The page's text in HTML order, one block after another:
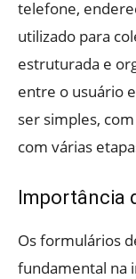
telefone,
utilizado para
estruturada e
entre o usuário
ser simples,
com várias
Importância
Os formulários
fundamental na